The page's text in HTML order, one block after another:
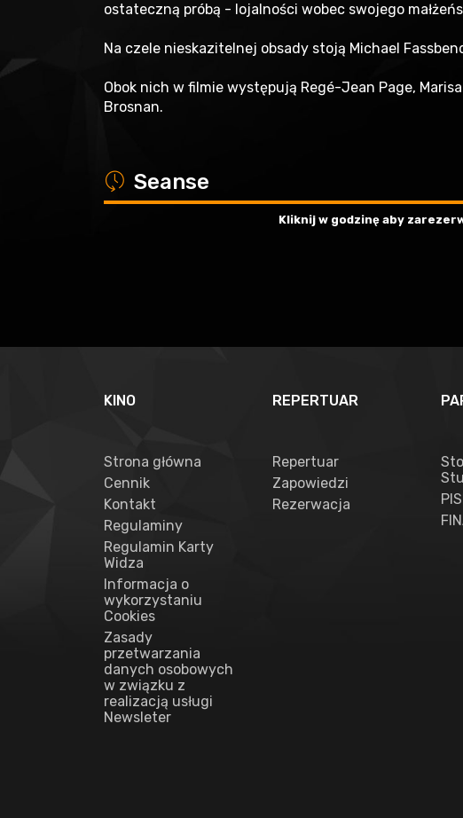
ostateczną próbą - lojalności wobec swojego
Na czele nieskazitelnej obsady stoją Michael
Obok nich w filmie występują Regé-Jean Page,
Brosnan.
a Seanse
Kliknij w godzinę aby
KINO
Strona główna
Cennik
Kontakt
Regulaminy
Regulamin Karty
Widza
Informacja o
wykorzystaniu
Cookies
Zasady
przetwarzania
danych osobowych
w związku z
realizacją usługi
Newsleter
REPERTUAR
Repertuar
Zapowiedzi
Rezerwacja